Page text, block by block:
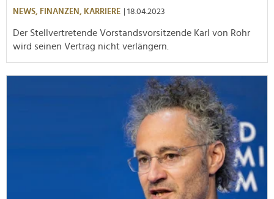
NEWS, FINANZEN, KARRIERE | 18.04.2023
Der Stellvertretende Vorstandsvorsitzende Karl von Rohr
wird seinen Vertrag nicht verlängern.